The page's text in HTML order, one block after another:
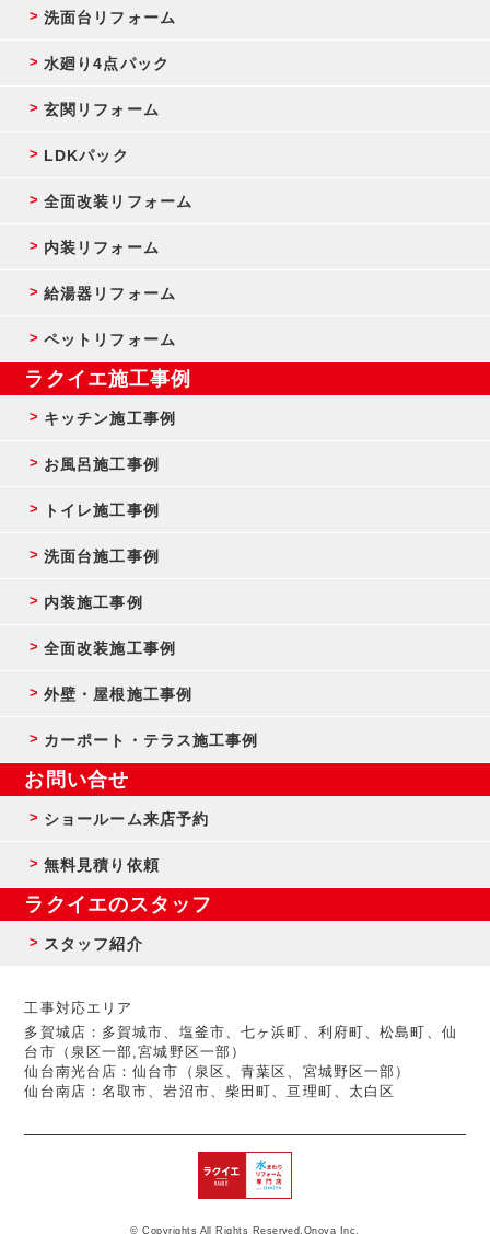
© Copyrights All Rights Reserved,Onoya Inc.
洗面台リフォーム
水廻り4点パック
玄関リフォーム
LDKパック
全面改装リフォーム
内装リフォーム
給湯器リフォーム
ペットリフォーム
ラクイエ施工事例
キッチン施工事例
お風呂施工事例
トイレ施工事例
洗面台施工事例
内装施工事例
全面改装施工事例
外壁・屋根施工事例
カーポート・テラス施工事例
お問い合せ
ショールーム来店予約
無料見積り依頼
ラクイエのスタッフ
スタッフ紹介
工事対応エリア
多賀城店：多賀城市、塩釜市、七ヶ浜町、利府町、松島町、仙
台市（泉区一部,宮城野区一部）
仙台南光台店：仙台市（泉区、青葉区、宮城野区一部）
仙台南店：名取市、岩沼市、柴田町、亘理町、太白区